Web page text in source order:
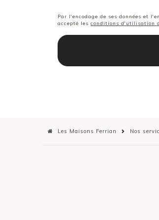
Par l'encodage de ses données et
accepté les conditions d'utilisation
Les Maisons Ferrian Nos